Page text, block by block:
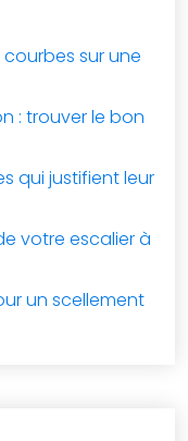
sur une
: trouver le bon
qui justifient leur
votre escalier à
un scellement